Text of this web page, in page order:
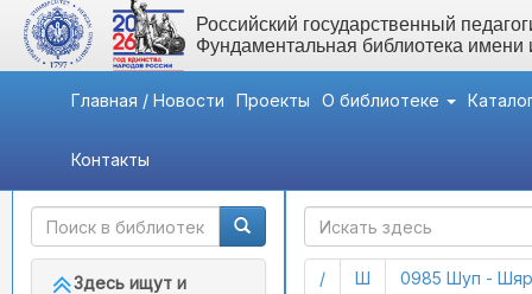
Российский государственный
Фундаментальная библиотека
Главная / Новости Проекты О библиотеке
Контакты
Быстрый доступ
Здесь ищут и
/(current)
Ш (current)
0985 Шуп -